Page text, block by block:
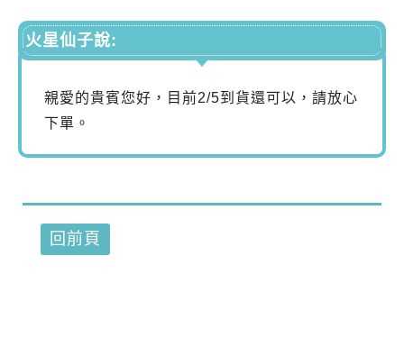
火星仙子說:
親愛的貴賓您好，目前2/5到貨還可以，請放心
下單。
回前頁